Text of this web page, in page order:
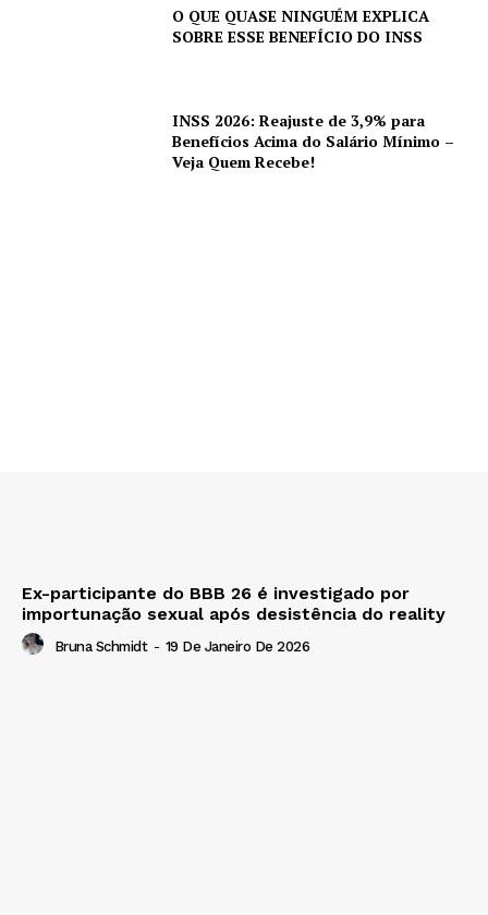
O QUE QUASE NINGUÉM EXPLICA
SOBRE ESSE BENEFÍCIO DO INSS
INSS 2026: Reajuste de 3,9% para
Benefícios Acima do Salário Mínimo –
Veja Quem Recebe!
Ex-participante do BBB 26 é investigado por
importunação sexual após desistência do reality
Bruna Schmidt - 19 De Janeiro De 2026